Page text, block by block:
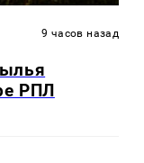
9 часов назад
РПЛ